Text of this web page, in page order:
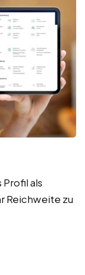
als
Reichweite zu